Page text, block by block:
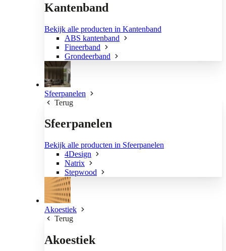
Kantenband
Bekijk alle producten in Kantenband
ABS kantenband
Fineerband
Grondeerband
Sfeerpanelen
Terug
Sfeerpanelen
Bekijk alle producten in Sfeerpanelen
4Design
Natrix
Stepwood
Akoestiek
Terug
Akoestiek